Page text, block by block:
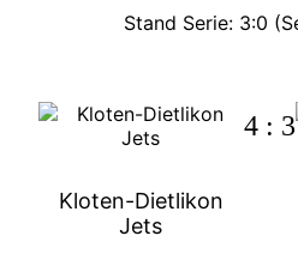
Stand Serie: 3:0
Kloten-Dietlikon
Jets
4 : 3